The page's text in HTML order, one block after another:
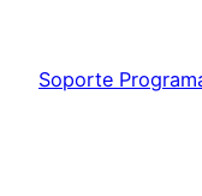
contenido
Soporte